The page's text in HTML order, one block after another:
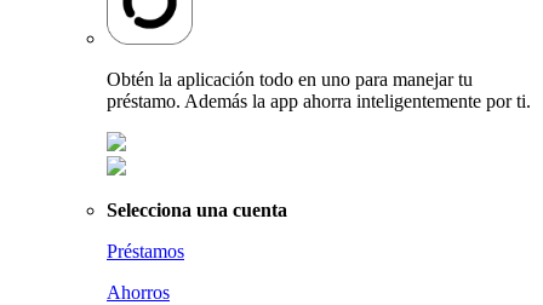
Obtén la aplicación todo en uno para manejar tu
préstamo. Además la app ahorra inteligentemente por ti.
Selecciona una cuenta
Préstamos
Ahorros